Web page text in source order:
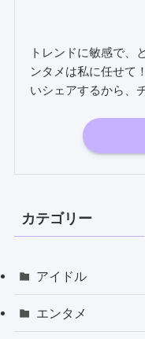
トレンドに敏感で、
ンタメは私に任せて
いシェアするから、
カテゴリー
アイドル
エンタメ